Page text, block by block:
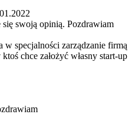
swoją opinią. Pozdrawiam
w specjalności zarządzanie firmą
chce założyć własny start-up